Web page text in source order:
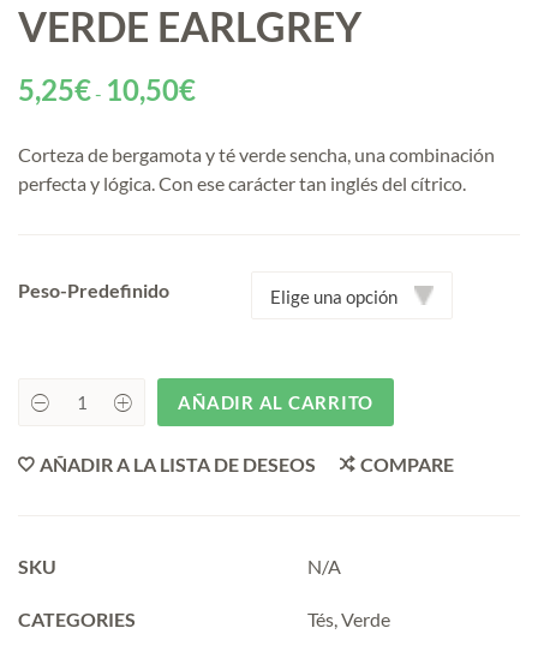
VERDE EARLGREY
5,25€- 10,50€Rango
desde
5,25€
Corteza de bergamota y té verde sencha, una combinación
perfecta y lógica. Con ese carácter tan inglés del cítrico.
Peso-Predefinido
VERDE
AÑADIR AL CARRITO
AÑADIR A LA LISTA DE DESEOS COMPARE
SKU N/A
CATEGORIES Tés,Verde